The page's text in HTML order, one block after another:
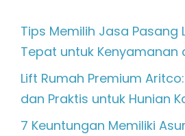
Tips Memilih Jasa Pasang
Tepat untuk Kenyamanan
Lift Rumah Premium
dan Praktis untuk Hunian
7 Keuntungan Memiliki